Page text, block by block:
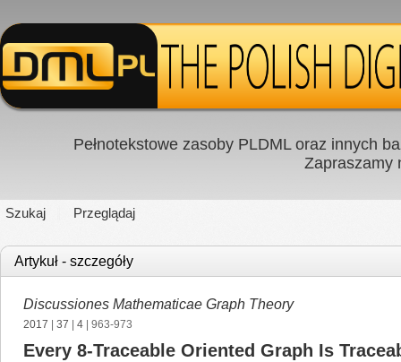
Pełnotekstowe zasoby PLDML oraz innych
Zapraszamy
Szukaj Przeglądaj
Artykuł - szczegóły
Discussiones Mathematicae Graph Theory
2017 37 4 | 963-973
Every 8-Traceable Oriented Graph Is